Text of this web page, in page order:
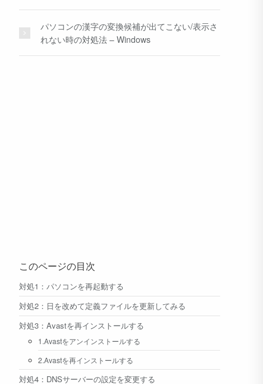
パソコンの漢字の変換候補が出てこない/表示さ
れない時の対処法 – Windows
このページの目次
対処1：パソコンを再起動する
対処2：日を改めて定義ファイルを更新してみる
対処3：Avastを再インストールする
1.Avastをアンインストールする
2.Avastを再インストールする
対処4：DNSサーバーの設定を変更する